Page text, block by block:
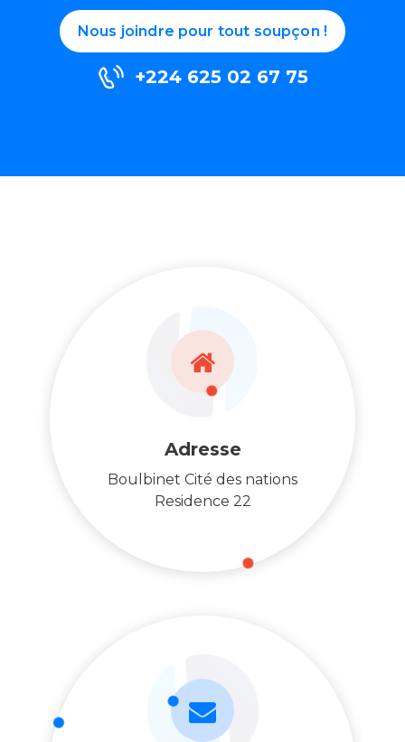
Nous joindre pour tout soupçon !
+224 625 02 67 75
Adresse
Boulbinet Cité des nations
Residence 22